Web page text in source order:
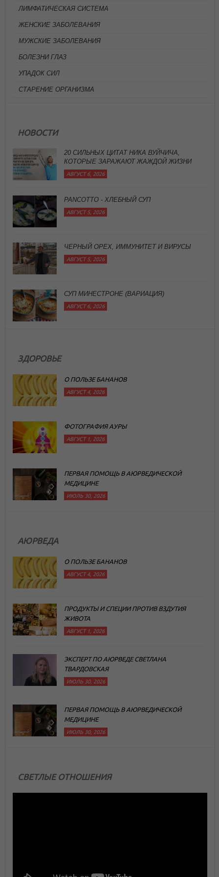
ЛИМФАТИЧЕСКАЯ СИСТЕМА
ЖЕНСКИЕ ЗАБОЛЕВАНИЯ
МУЖСКИЕ ЗАБОЛЕВАНИЯ
БОЛЕЗНИ ГЛАЗ
УПАДОК СИЛ
СТАРЕНИЕ ОРГАНИЗМА
НОВОСТИ
PANCOTTO - ХЛЕБНЫЙ СУП
ЧЕРНЫЙ ОРЕХ, ИММУНИТЕТ И ВИРУСЫ
СУП МИНЕСТРОНЕ (ВАРИАЦИЯ)
ЗДОРОВЬЕ
О ПОЛЬЗЕ БАНАНОВ
АВГУСТ 4, 2026
ФОТОГРАФИЯ АУРЫ
АВГУСТ 1, 2026
ПЕРВАЯ ПОМОЩЬ В АЮРВЕДИЧЕСКОЙ
МЕДИЦИНЕ
ИЮЛЬ 30, 2026
АЮРВЕДА
О ПОЛЬЗЕ БАНАНОВ
АВГУСТ 4, 2026
ПРОДУКТЫ И СПЕЦИИ ПРОТИВ ВЗДУТИЯ
ЖИВОТА
АВГУСТ 1, 2026
ЭКСПЕРТ ПО АЮРВЕДЕ СВЕТЛАНА
ТВАРДОВСКАЯ
ИЮЛЬ 30, 2026
ПЕРВАЯ ПОМОЩЬ В АЮРВЕДИЧЕСКОЙ
МЕДИЦИНЕ
ИЮЛЬ 30, 2026
СВЕТЛЫЕ ОТНОШЕНИЯ